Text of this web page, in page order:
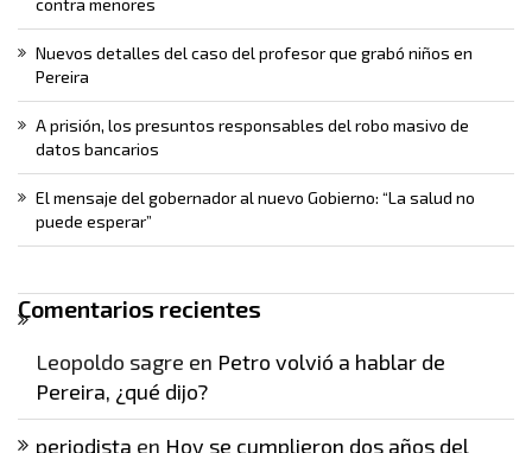
Nuevos detalles del caso del profesor que grabó niños en
Pereira
A prisión, los presuntos responsables del robo masivo de
datos bancarios
El mensaje del gobernador al nuevo Gobierno: “La salud no
puede esperar”
Comentarios recientes
Leopoldo sagre en Petro volvió a hablar de
Pereira, ¿qué dijo?
periodista en Hoy se cumplieron dos años del